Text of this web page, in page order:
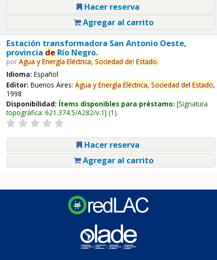
Hacer reserva
Agregar al carrito
Estación transformadora San Antonio Oeste,
provincia deRío Negro.
por Agua y Energía Eléctrica, Sociedad del Estado.
Idioma: Español
Editor: Buenos Aires: Agua y Energía Eléctrica, Sociedad del Estado,
1998
Disponibilidad: Ítems disponibles para préstamo: Signatura
topográfica: 621.374.5/A282/v.1 (1).
Hacer reserva
Agregar al carrito